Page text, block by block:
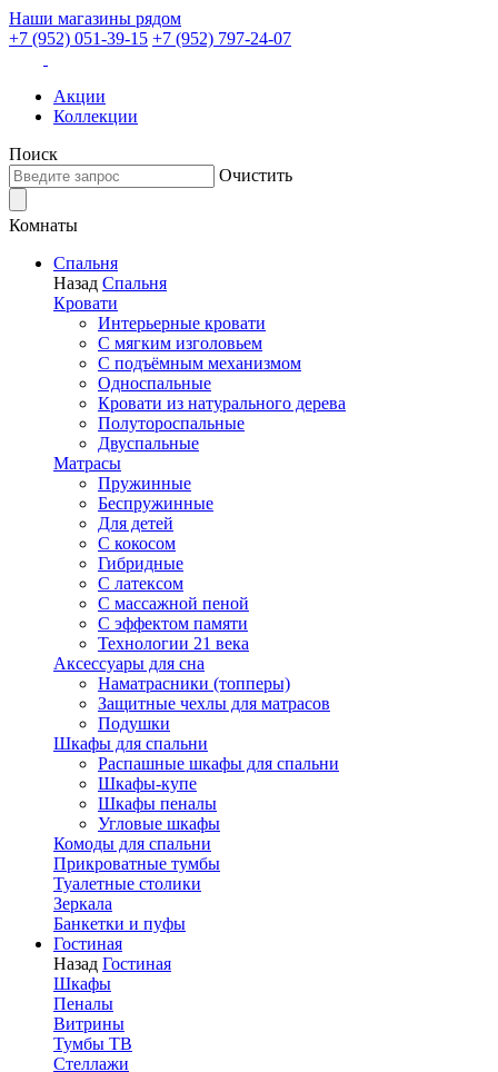
Наши магазины рядом
+7 (952) 051-39-15 +7 (952) 797-24-07
Акции
Коллекции
Поиск
Очистить
Комнаты
Спальня
Назад Спальня
Кровати
Интерьерные кровати
С мягким изголовьем
С подъёмным механизмом
Односпальные
Кровати из натурального дерева
Полутороспальные
Двуспальные
Матрасы
Пружинные
Беспружинные
Для детей
C кокосом
Гибридные
С латексом
С массажной пеной
С эффектом памяти
Технологии 21 века
Аксессуары для сна
Наматрасники (топперы)
Защитные чехлы для матрасов
Подушки
Шкафы для спальни
Распашные шкафы для спальни
Шкафы-купе
Шкафы пеналы
Угловые шкафы
Комоды для спальни
Прикроватные тумбы
Туалетные столики
Зеркала
Банкетки и пуфы
Гостиная
Назад Гостиная
Шкафы
Пеналы
Витрины
Тумбы ТВ
Стеллажи